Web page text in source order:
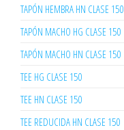
TAPÓN HEMBRA HN CLASE 150
TAPÓN MACHO HG CLASE 150
TAPÓN MACHO HN CLASE 150
TEE HG CLASE 150
TEE HN CLASE 150
TEE REDUCIDA HN CLASE 150